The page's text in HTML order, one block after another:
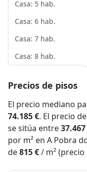
Casa: 5 hab.
Casa: 6 hab.
Casa: 7 hab.
Casa: 8 hab.
Precios de pisos
El precio mediano
74.185 €. El precio
se sitúa entre
por m² en A Pobra
de815 €/ m²